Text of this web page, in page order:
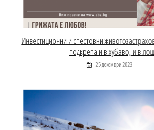
Инвестиционни и спестовни
подкрепа и в хубаво, и в лош
25 декември 2023